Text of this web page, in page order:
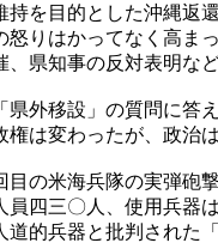
持を目的とした沖縄返
りはかってなく高ま
、県知事の反対表明な
外移設」の質問に答
は変わったが、政治
の米海兵隊の実弾砲
四三〇人、使用兵器
的兵器と批判された